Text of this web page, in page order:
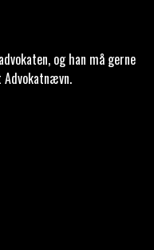
og han må gerne